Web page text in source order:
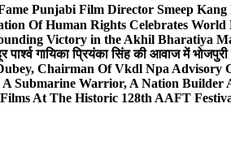
Punjabi Film Director Smeep
Of Human Rights Celebrates
Victory in the Akhil Bharatiya
पार्श्व गायिका प्रियंका सिंह की आवाज में
Chairman Of Vkdl Npa Advisory
Submarine Warrior, A Nation Builder
At The Historic 128th AAFT